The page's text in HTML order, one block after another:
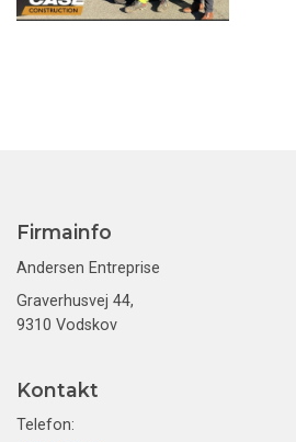
Firmainfo
Andersen Entreprise
Graverhusvej 44,
9310 Vodskov
Kontakt
Telefon: